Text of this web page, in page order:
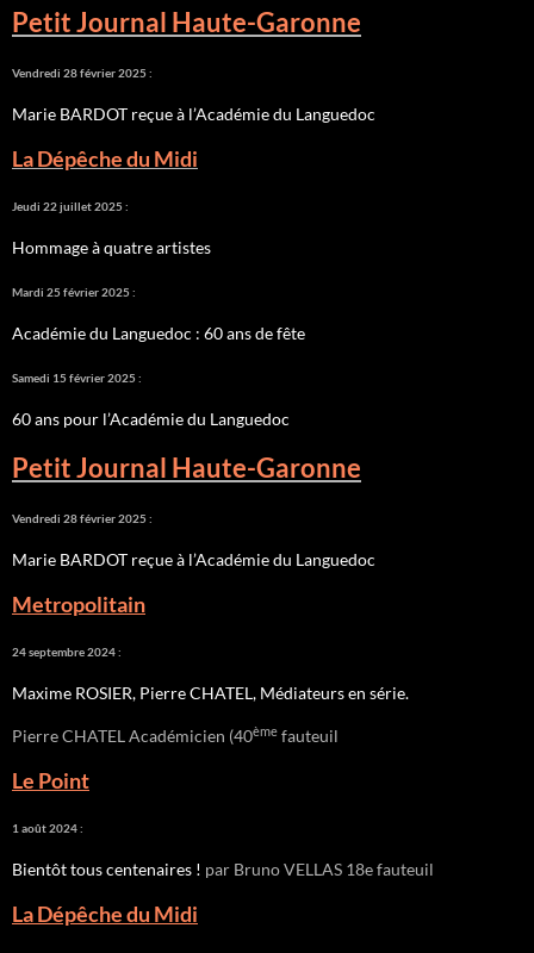
Petit Journal Haute-Garonne
Vendredi 28 février 2025 :
Marie BARDOT reçue à l’Académie du Languedoc
La Dépêche du Midi
Jeudi 22 juillet 2025 :
Hommage à quatre artistes
Mardi 25 février 2025 :
Académie du Languedoc : 60 ans de fête
Samedi 15 février 2025 :
60 ans pour l’Académie du Languedoc
Petit Journal Haute-Garonne
Vendredi 28 février 2025 :
Marie BARDOT reçue à l’Académie du Languedoc
Metropolitain
24 septembre 2024 :
Maxime ROSIER, Pierre CHATEL, Médiateurs en série.
Pierre CHATEL Académicien (40ème fauteuil
Le Point
1 août 2024 :
Bientôt tous centenaires ! par Bruno VELLAS 18e fauteuil
La Dépêche du Midi